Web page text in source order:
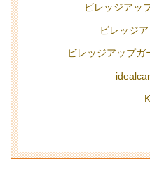
ビレッジアッ
ビレッジ
ビレッジアップ